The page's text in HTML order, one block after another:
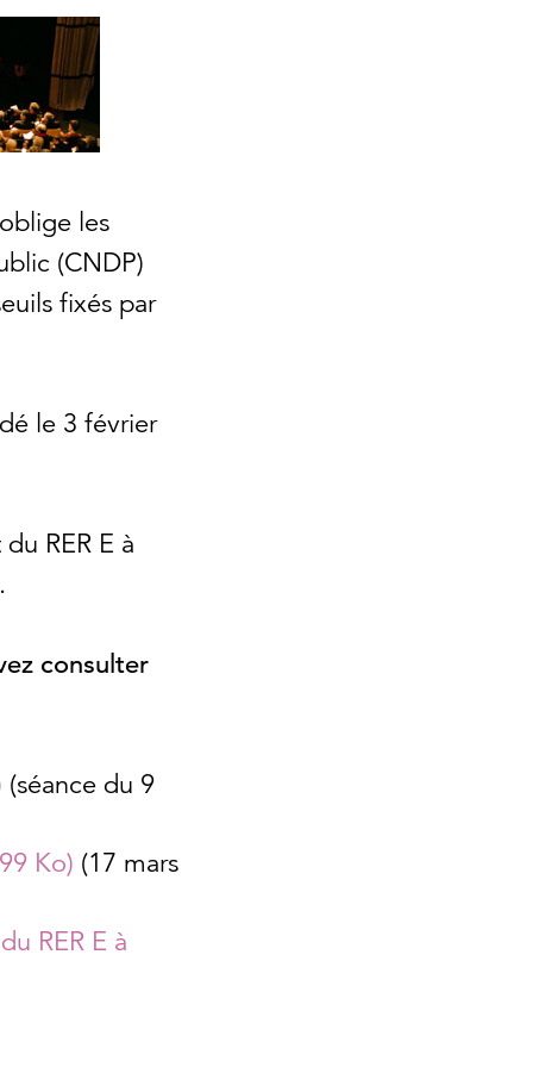
les
(CNDP)
fixés par
le 3 février
RER E à
consulter
(séance du 9
Ko) (17 mars
RER E à